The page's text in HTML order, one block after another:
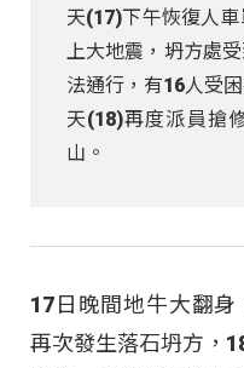
天(17)下午恢復人
上大地震，坍方處
法通行，有16人受
天(18)再度派員搶
山。
17日晚間地牛大翻
再次發生落石坍方，